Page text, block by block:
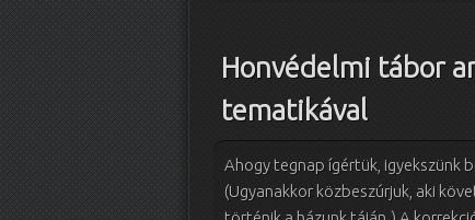
Honvédelmi tábor
tematikával
Ahogy tegnap ígértük,
(Ugyanakkor közbeszúrjuk, aki